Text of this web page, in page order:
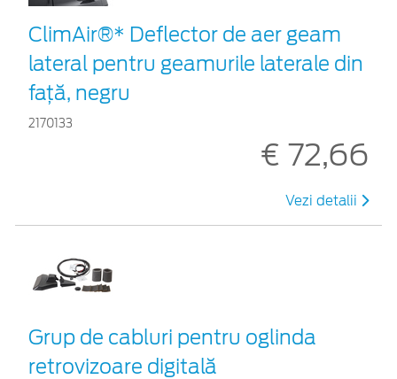
ClimAir®* Deflector de aer geam
lateral pentru geamurile laterale din
faţă, negru
2170133
€ 72,66
Vezi detalii
Grup de cabluri pentru oglinda
retrovizoare digitală